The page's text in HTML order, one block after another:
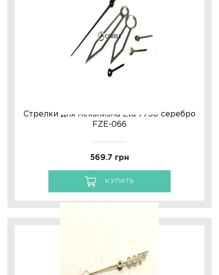
Стрелки для механизма Eta 7750 серебро
FZE-066
569.7 грн
КУПИТЬ